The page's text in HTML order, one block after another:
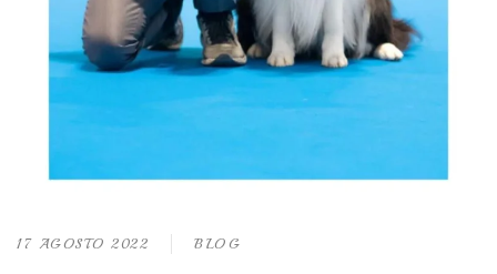
17 AGOSTO 2022 BLOG